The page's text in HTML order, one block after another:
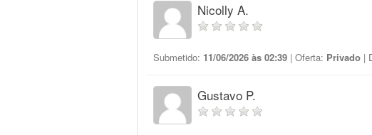
Nicolly A.
Submetido: 11/06/2026 às 02:39 | Oferta: Privado |
Gustavo P.